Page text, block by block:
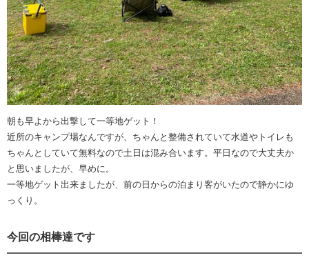
朝も早よから出撃して一等地ゲット！
近所のキャンプ場なんですが、ちゃんと整備されていて水道やトイレも
ちゃんとしていて無料なので土日は混み合います。平日なので大丈夫か
と思いましたが、早めに。
一等地ゲット出来ましたが、前の日からの泊まり客がいたので静かにゆ
っくり。
今回の相棒達です